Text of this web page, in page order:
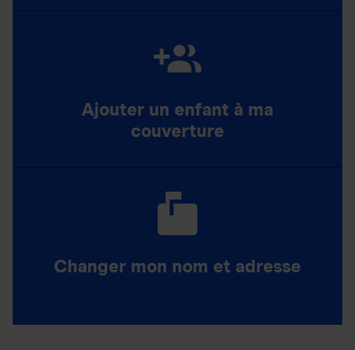
Ajouter un enfant à ma
couverture
Changer mon nom et adresse